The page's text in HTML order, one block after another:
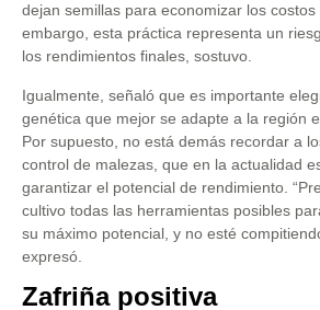
dejan semillas para economizar los
embargo, esta práctica representa un
los rendimientos finales, sostuvo.
Igualmente, señaló que es importante
genética que mejor se adapte a la región
Por supuesto, no está demás recordar a
control de malezas, que en la actualidad
garantizar el potencial de rendimiento.
cultivo todas las herramientas posibles
su máximo potencial, y no esté
expresó.
Zafriña positiva